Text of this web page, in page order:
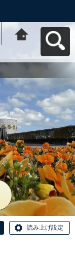
ー ざまっとへ
読み上げ設定